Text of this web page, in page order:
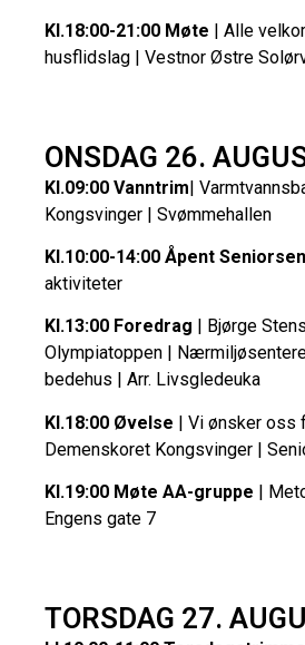
Kl.18:00-21:00 Møte | Alle
husflidslag | Vestnor Østre
ONSDAG 26.
Kl.09:00 Vanntrim|
Kongsvinger | Svømmehallen
Kl.10:00-14:00 Åpent
aktiviteter
Kl.13:00 Foredrag | Bjørge
Olympiatoppen |
bedehus | Arr. Livsgledeuka
Kl.18:00 Øvelse | Vi ønsker oss
Demenskoret Kongsvinger |
Kl.19:00 Møte AA-gruppe |
Engens gate 7
TORSDAG 27.